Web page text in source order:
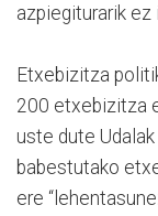
azpiegiturarik ez
Etxebizitza
200 etxebizitza
uste dute
babestutako
ere